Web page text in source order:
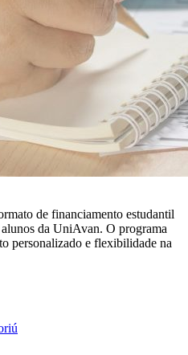
de financiamento estudantil
da UniAvan. O programa
personalizado e flexibilidade na